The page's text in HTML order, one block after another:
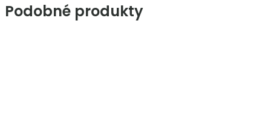
Podobné produkty